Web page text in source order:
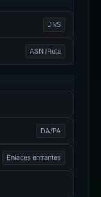
DNS
ASN /Ruta
DA/PA
Enlaces entrantes